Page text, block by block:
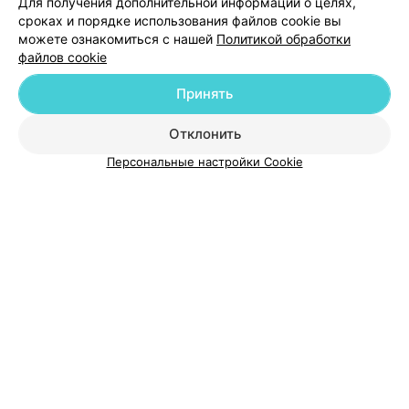
Добавить компанию
сроках и порядке использования файлов cookie вы
можете ознакомиться с нашей Политикой обработки
файлов cookie
Отклонить
Принять
Персональные настройки Cookie